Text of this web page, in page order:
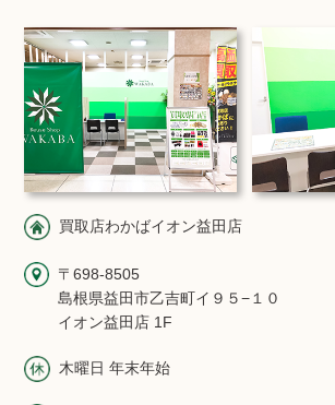
買取店わかばイオン益田店
〒698-8505
島根県益田市乙吉町イ９５−１０
イオン益田店 1F
木曜日 年末年始